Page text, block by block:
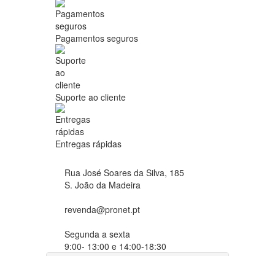
Pagamentos seguros
Suporte ao cliente
Entregas rápidas
Rua José Soares da Silva, 185
S. João da Madeira
revenda@pronet.pt
Segunda a sexta
9:00- 13:00 e 14:00-18:30